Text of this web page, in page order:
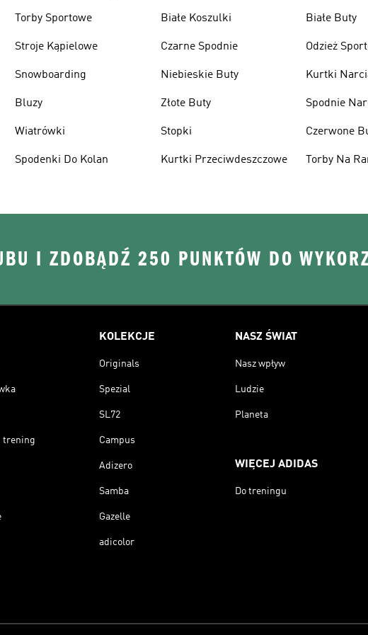
Torby Sportowe
Stroje Kąpielowe
Snowboarding
Bluzy
Wiatrówki
Spodenki Do Kolan
Białe Koszulki
Czarne Spodnie
Niebieskie Buty
Złote Buty
Stopki
Kurtki Przeciwdeszczowe
Białe Buty
Odzież
Kurtki
Spodnie
Czerwone
Torby Na
I ZDOBĄDŹ 250 PUNKTÓW DO
trening
KOLEKCJE
Originals
Spezial
SL72
Campus
Adizero
Samba
Gazelle
adicolor
NASZ ŚWIAT
Nasz wpływ
Ludzie
Planeta
WIĘCEJ ADIDAS
Do treningu